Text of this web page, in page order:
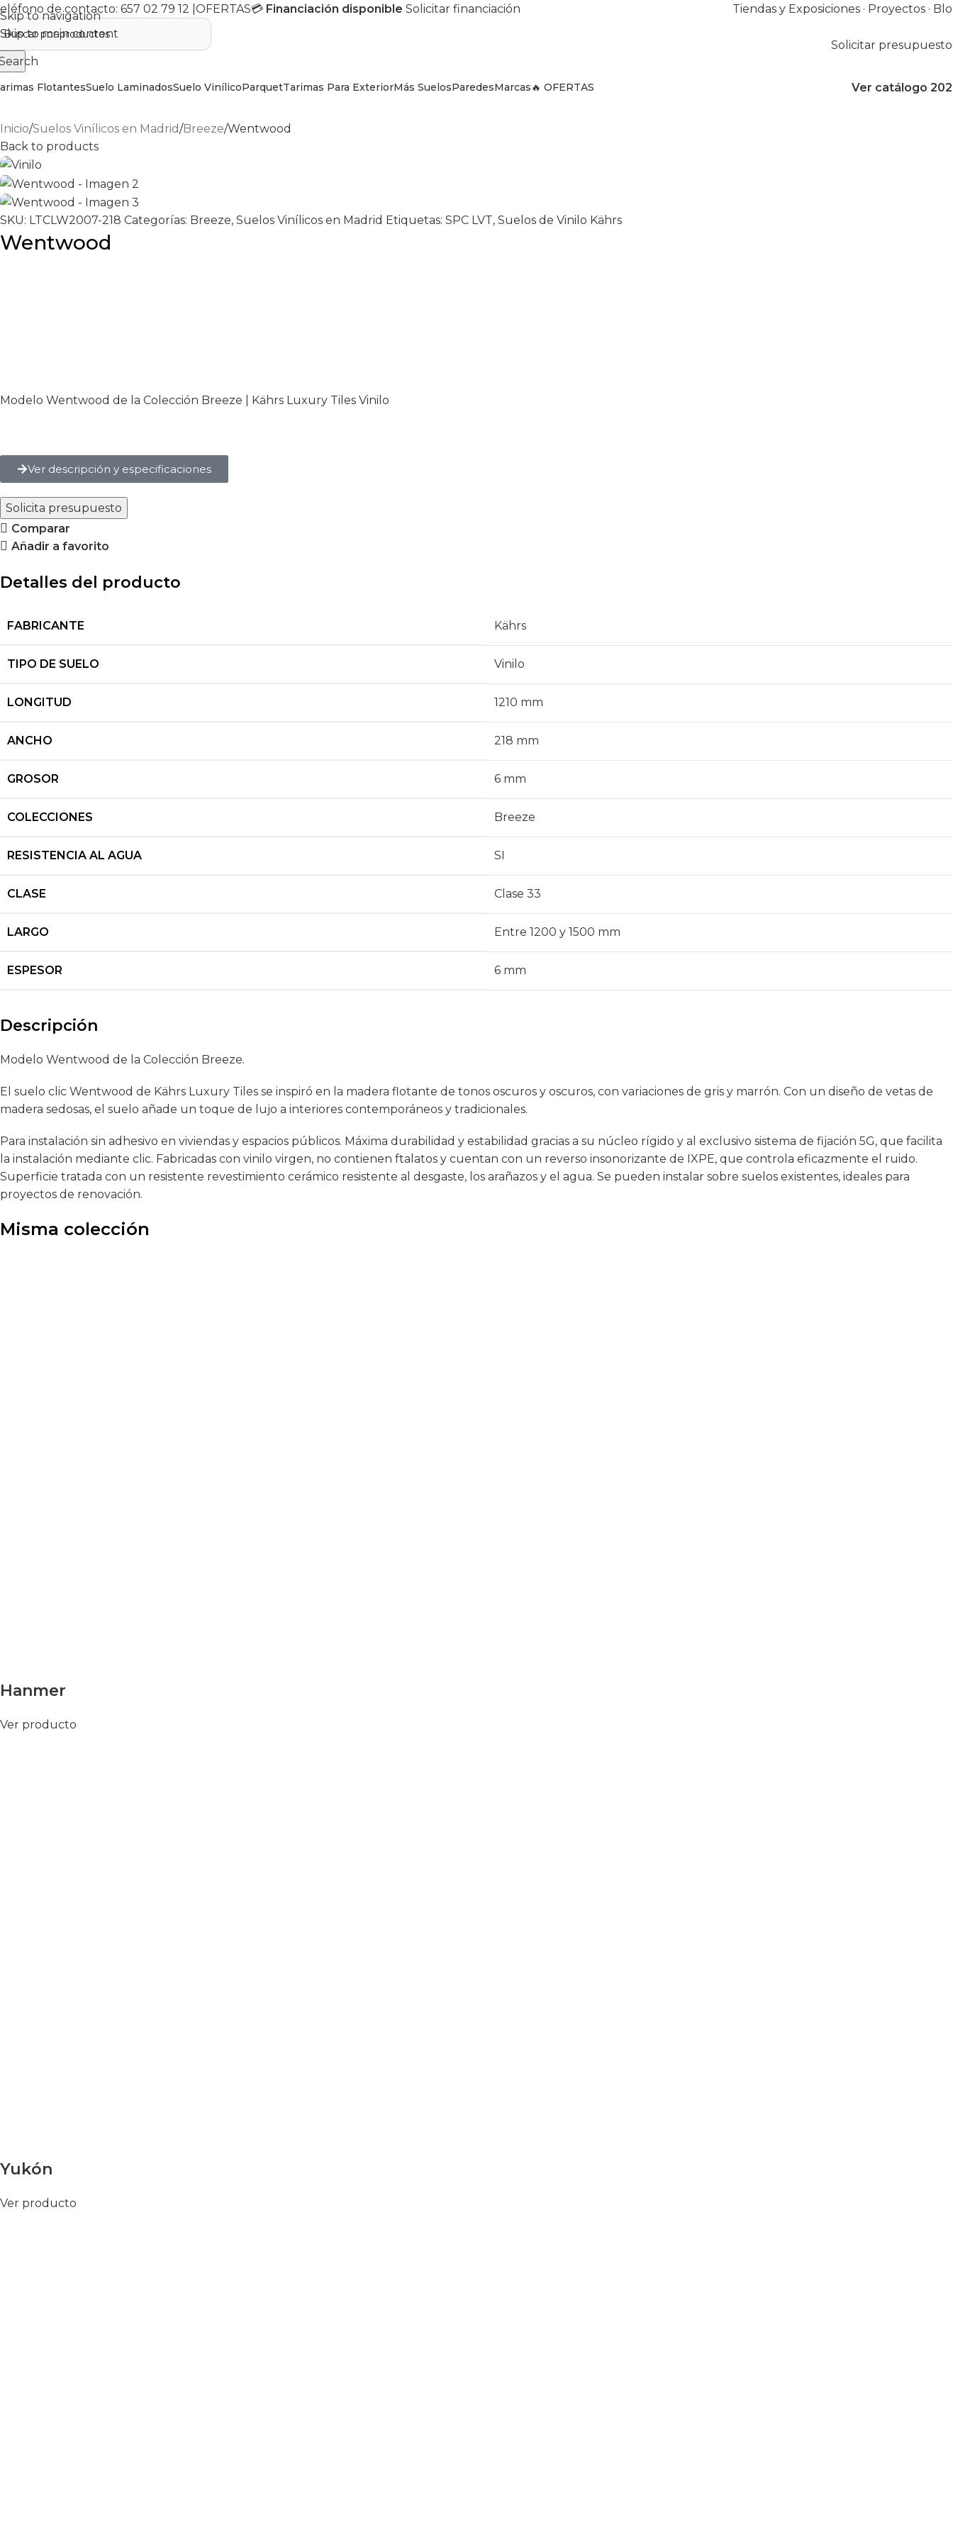
Skip to navigation
Skip to main content
de contacto: 657 02 79 12 OFERTAS💳 Financiación disponible Solicitar financiación Tiendas y Exposiciones · Proyectos ·
Solicitar presupuesto
FlotantesSuelo LaminadosSuelo VinílicoParquetTarimas Para ExteriorMás SuelosParedesMarcas🔥 OFERTAS Ver catálogo
Inicio Suelos Vinílicos en Madrid Breeze Wentwood
Back to products
SKU: LTCLW2007-218 Categorías: Breeze, Suelos Vinílicos en Madrid Etiquetas: SPC LVT, Suelos de Vinilo Kährs
Wentwood
Modelo Wentwood de la Colección Breeze | Kährs Luxury Tiles Vinilo
Ver descripción y especificaciones
Solicita presupuesto
Comparar
Añadir a favorito
Detalles del producto
FABRICANTE Kährs
TIPO DE SUELO Vinilo
LONGITUD 1210 mm
ANCHO 218 mm
GROSOR 6 mm
COLECCIONES Breeze
RESISTENCIA AL AGUA SI
CLASE Clase 33
LARGO Entre 1200 y 1500 mm
ESPESOR 6 mm
Descripción
Modelo Wentwood de la Colección Breeze.
El suelo clic Wentwood de Kährs Luxury Tiles se inspiró en la madera flotante de tonos oscuros y oscuros, con variaciones de gris y marrón. Con un diseño de vetas de
madera sedosas, el suelo añade un toque de lujo a interiores contemporáneos y tradicionales.
Para instalación sin adhesivo en viviendas y espacios públicos. Máxima durabilidad y estabilidad gracias a su núcleo rígido y al exclusivo sistema de fijación 5G, que facilita
la instalación mediante clic. Fabricadas con vinilo virgen, no contienen ftalatos y cuentan con un reverso insonorizante de IXPE, que controla eficazmente el ruido.
Superficie tratada con un resistente revestimiento cerámico resistente al desgaste, los arañazos y el agua. Se pueden instalar sobre suelos existentes, ideales para
proyectos de renovación.
Misma colección
Hanmer
Ver producto
Yukón
Ver producto